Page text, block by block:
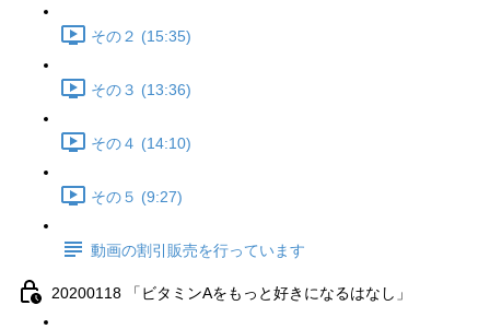
その２ (15:35)
その３ (13:36)
その４ (14:10)
その５ (9:27)
動画の割引販売を行っています
20200118 「ビタミンAをもっと好きになるはなし」